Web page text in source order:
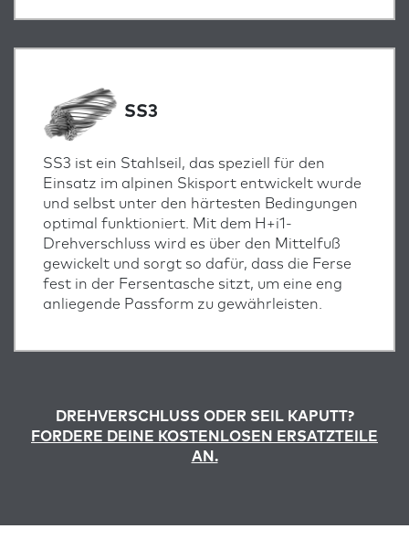
SS3
SS3 ist ein Stahlseil, das speziell für den
Einsatz im alpinen Skisport entwickelt wurde
und selbst unter den härtesten Bedingungen
optimal funktioniert. Mit dem H+i1-
Drehverschluss wird es über den Mittelfuß
gewickelt und sorgt so dafür, dass die Ferse
fest in der Fersentasche sitzt, um eine eng
anliegende Passform zu gewährleisten.
DREHVERSCHLUSS ODER SEIL KAPUTT?
FORDERE DEINE KOSTENLOSEN ERSATZTEILE
AN.